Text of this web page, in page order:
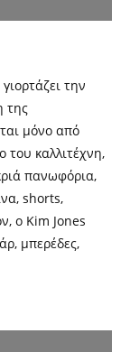
την
της
μόνο από
του καλλιτέχνη,
πανωφόρια,
shorts,
ο Kim Jones
μπερέδες,